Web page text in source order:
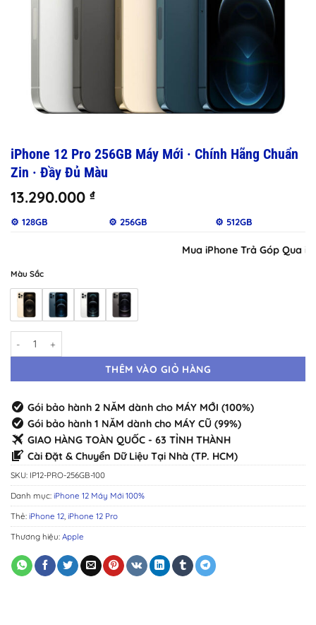
iPhone 12 Pro 256GB Máy Mới · Chính Hãng Chuẩn
Zin · Đầy Đủ Màu
13.290.000 ₫
⚙️ 128GB ⚙️ 256GB ⚙️ 512GB
Mua iPhone Trả Góp Qua
Màu Sắc
iPhone 12 Pro 256GB Máy Mới · Chính Hãng Chuẩn Zin · Đầy Đủ Màu
THÊM VÀO GIỎ HÀNG
Gói bảo hành 2 NĂM dành cho MÁY MỚI (100%)
Gói bảo hành 1 NĂM dành cho MÁY CŨ (99%)
GIAO HÀNG TOÀN QUỐC - 63 TỈNH THÀNH
Cài Đặt & Chuyển Dữ Liệu Tại Nhà (TP. HCM)
SKU: IP12-PRO-256GB-100
Danh mục: iPhone 12 Máy Mới 100%
Thẻ: iPhone 12, iPhone 12 Pro
Thương hiệu: Apple